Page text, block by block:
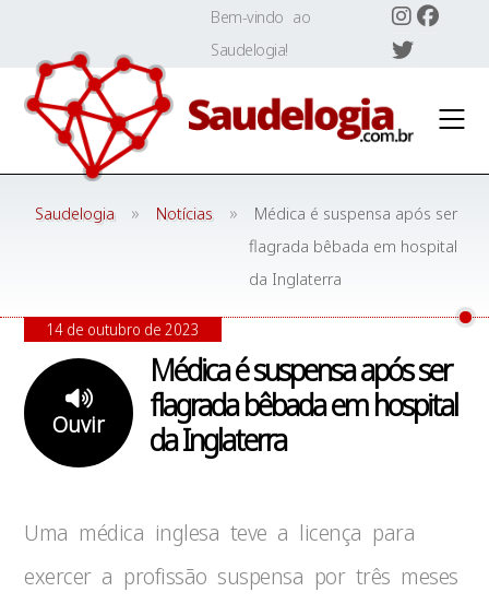
content
Bem-vindo ao
Saudelogia!
Saudelogia » Notícias »
Médica é suspensa após ser
flagrada bêbada em hospital
da Inglaterra
Médica é suspensa após ser
flagrada bêbada em hospital
da Inglaterra
Ouvir
14 de outubro de 2023
Uma médica inglesa teve a licença para
exercer a profissão suspensa por três meses